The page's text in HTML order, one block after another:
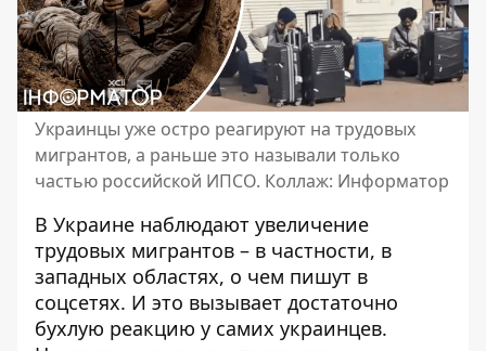
Украинцы уже остро реагируют на трудовых
мигрантов, а раньше это называли только
частью российской ИПСО. Коллаж: Информатор
В Украине наблюдают увеличение
трудовых мигрантов – в частности, в
западных областях, о чем пишут в
соцсетях. И это вызывает достаточно
бухлую реакцию у самих украинцев.